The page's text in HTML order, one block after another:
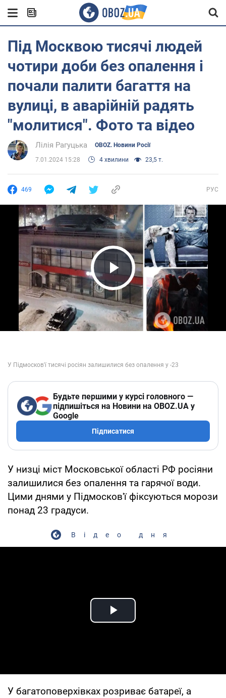
Під Москвою тисячі людей
чотири доби без опалення і
почали палити багаття на
вулиці, в аварійній радять
"молитися". Фото та відео
Лілія Рагуцька OBOZ. Новини Росії
7.01.2024 15:28 4 хвилини 23,5 т.
469 РУС
Play Video
Будьте першими у курсі головного —
підпишіться на Новини на OBOZ.UA у
Google
Підписатися
У низці міст Московської області РФ росіяни
залишилися без опалення та гарячої води.
Цими днями у Підмосков'ї фіксуються морози
понад 23 градуси.
Відео дня
Play Video
У багатоповерхівках розриває батареї, а